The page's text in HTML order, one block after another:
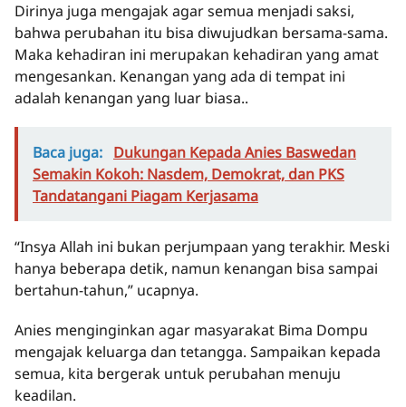
Dirinya juga mengajak agar semua menjadi saksi,
bahwa perubahan itu bisa diwujudkan bersama-sama.
Maka kehadiran ini merupakan kehadiran yang amat
mengesankan. Kenangan yang ada di tempat ini
adalah kenangan yang luar biasa..
Baca juga: Dukungan Kepada Anies Baswedan
Semakin Kokoh: Nasdem, Demokrat, dan PKS
Tandatangani Piagam Kerjasama
“Insya Allah ini bukan perjumpaan yang terakhir. Meski
hanya beberapa detik, namun kenangan bisa sampai
bertahun-tahun,” ucapnya.
Anies menginginkan agar masyarakat Bima Dompu
mengajak keluarga dan tetangga. Sampaikan kepada
semua, kita bergerak untuk perubahan menuju
keadilan.